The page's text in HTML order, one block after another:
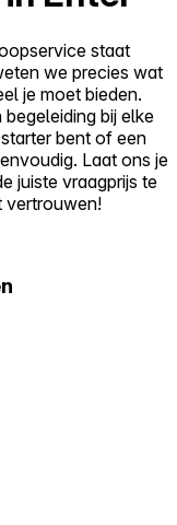
staat
we precies wat
je moet bieden.
bij elke
bent of een
Laat ons je
juiste vraagprijs te
vertrouwen!